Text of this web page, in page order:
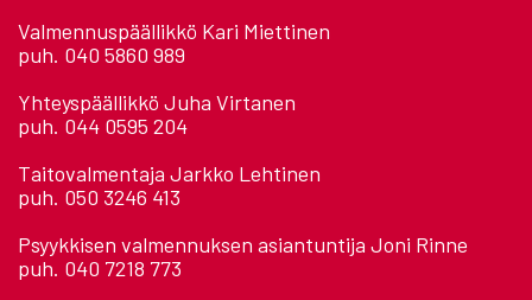
Valmennuspäällikkö Kari Miettinen
puh. 040 5860 989
Yhteyspäällikkö Juha Virtanen
puh. 044 0595 204
Taitovalmentaja Jarkko Lehtinen
puh. 050 3246 413
Psyykkisen valmennuksen asiantuntija Joni Rinne
puh. 040 7218 773